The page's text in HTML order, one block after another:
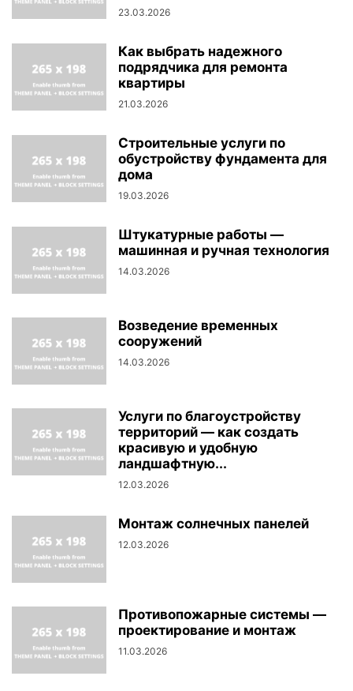
23.03.2026
Как выбрать надежного
подрядчика для ремонта
квартиры
21.03.2026
Строительные услуги по
обустройству фундамента для
дома
19.03.2026
Штукатурные работы —
машинная и ручная технология
14.03.2026
Возведение временных
сооружений
14.03.2026
Услуги по благоустройству
территорий — как создать
красивую и удобную
ландшафтную...
12.03.2026
Монтаж солнечных панелей
12.03.2026
Противопожарные системы —
проектирование и монтаж
11.03.2026